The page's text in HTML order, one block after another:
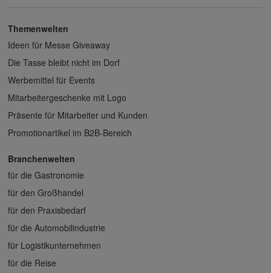
Themenwelten
Ideen für Messe Giveaway
Die Tasse bleibt nicht im Dorf
Werbemittel für Events
Mitarbeitergeschenke mit Logo
Präsente für Mitarbeiter und Kunden
Promotionartikel im B2B-Bereich
Branchenwelten
für die Gastronomie
für den Großhandel
für den Praxisbedarf
für die Automobilindustrie
für Logistikunternehmen
für die Reise